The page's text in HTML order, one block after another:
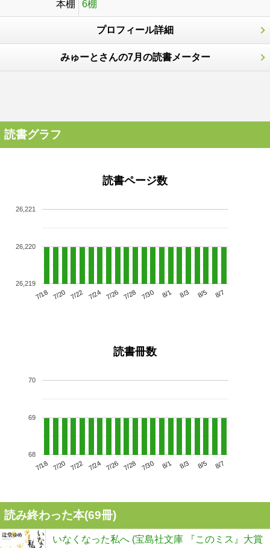
本棚 6棚
プロフィール詳細
みゅーとさんの7月の読書メーター
読書グラフ
読書ページ数
7/18 7/20 7/22 7/24 7/26 7/28 7/30 8/1 8/3 8/5 8/7
26,219
26,220
26,221
読書冊数
7/18 7/20 7/22 7/24 7/26 7/28 7/30 8/1 8/3 8/5 8/7
68
69
70
読み終わった本(69冊)
いなくなった私へ (宝島社文庫 『このミス』大賞